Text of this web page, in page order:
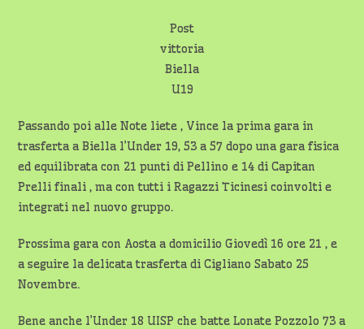
Post
vittoria
Biella
U19
Passando poi alle Note liete , Vince la prima gara in
trasferta a Biella l’Under 19, 53 a 57 dopo una gara fisica
ed equilibrata con 21 punti di Pellino e 14 di Capitan
Prelli finali , ma con tutti i Ragazzi Ticinesi coinvolti e
integrati nel nuovo gruppo.
Prossima gara con Aosta a domicilio Giovedì 16 ore 21 , e
a seguire la delicata trasferta di Cigliano Sabato 25
Novembre.
Bene anche l’Under 18 UISP che batte Lonate Pozzolo 73 a